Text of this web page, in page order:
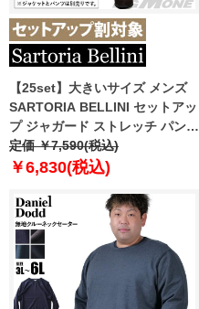
【25set】大きいサイズ メンズ
SARTORIA BELLINI セットアッ
プ ジャガード ストレッチ パンツ
ジャストフィット 軽量 ウォッシ
ャブル イージーケア ライフスー
定価 ￥7,590(税込)
￥6,830(税込)